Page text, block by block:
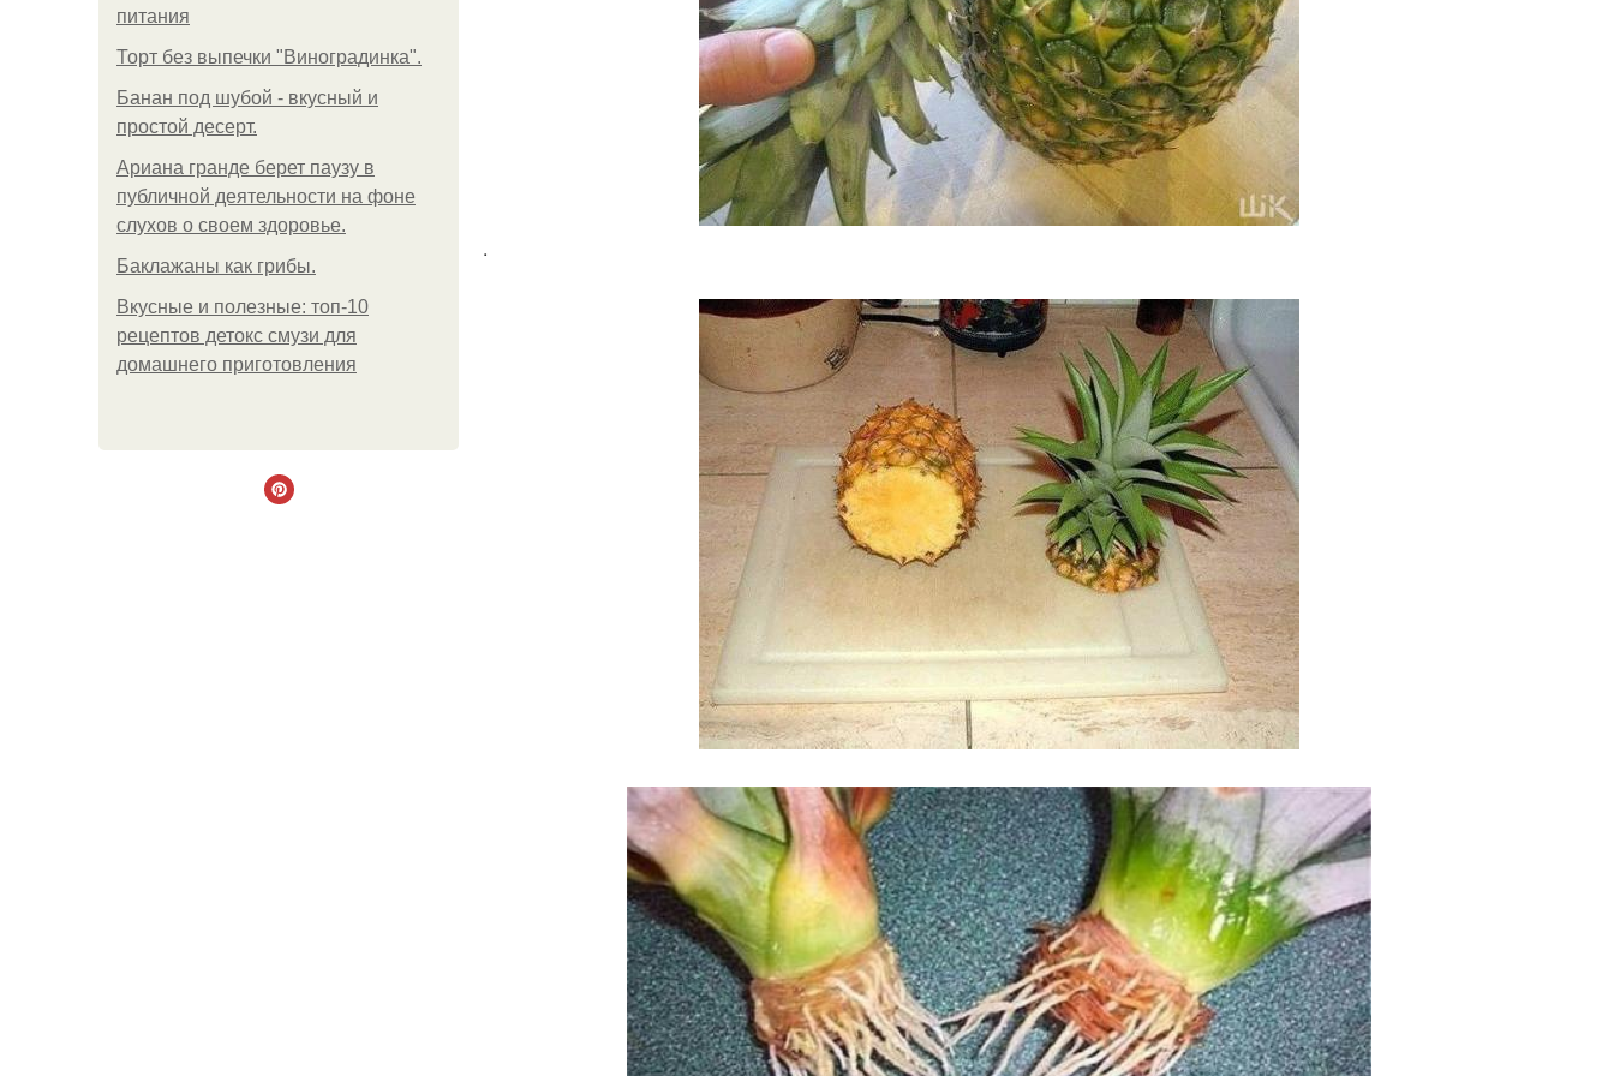
питания
Торт без выпечки "Виноградинка".
Банан под шубой - вкусный и
простой десерт.
Ариана гранде берет паузу в
публичной деятельности на фоне
слухов о своем здоровье.
Баклажаны как грибы.
Вкусные и полезные: топ-10
рецептов детокс смузи для
домашнего приготовления
.